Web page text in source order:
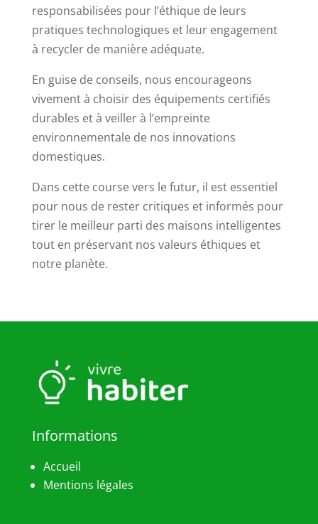
responsabilisées pour l’éthique de leurs
pratiques technologiques et leur engagement
à recycler de manière adéquate.
En guise de conseils, nous encourageons
vivement à choisir des équipements certifiés
durables et à veiller à l’empreinte
environnementale de nos innovations
domestiques.
Dans cette course vers le futur, il est essentiel
pour nous de rester critiques et informés pour
tirer le meilleur parti des maisons intelligentes
tout en préservant nos valeurs éthiques et
notre planète.
Informations
Accueil
Mentions légales